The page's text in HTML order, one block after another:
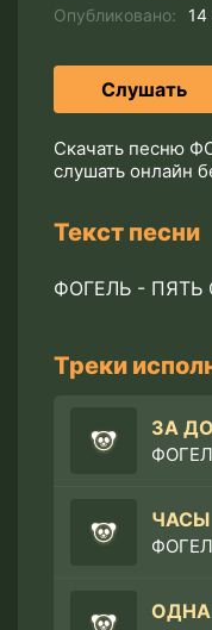
Опубликовано:
14
Слушать
Скачать песню
слушать онлайн
Текст песни
ФОГЕЛЬ - ПЯТЬ
Треки
ЗА
ЧАСЫ
ОДНА